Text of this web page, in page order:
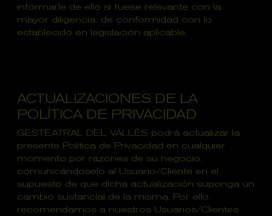
informarle de ello si fuese relevante con la
mayor diligencia, de conformidad con lo
establecido en legislación aplicable.
ACTUALIZACIONES DE LA
POLÍTICA DE PRIVACIDAD
GESTEATRAL DEL VALLÈS podrá actualizar la
presente Política de Privacidad en cualquier
momento por razones de su negocio,
comunicándoselo al Usuario/Cliente en el
supuesto de que dicha actualización suponga un
cambio sustancial de la misma. Por ello,
recomendamos a nuestros Usuarios/Clientes